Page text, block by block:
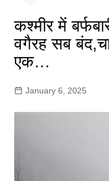
कश्मीर में
वगैरह सब
एक…
January 6, 2025